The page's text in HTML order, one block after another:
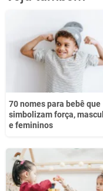
Este conteúdo não
Outro
70 nomes para bebê que
simbolizam força,
e femininos